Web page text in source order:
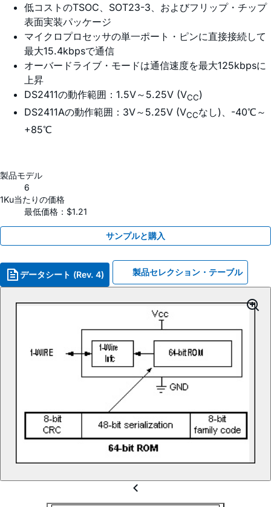
低コストのTSOC、SOT23-3、およびフリップ・チップ
表面実装パッケージ
マイクロプロセッサの単一ポート・ピンに直接接続して
最大15.4kbpsで通信
オーバードライブ・モードは通信速度を最大125kbpsに
上昇
DS2411の動作範囲：1.5V～5.25V (VCC)
DS2411Aの動作範囲：3V～5.25V (VCCなし)、-40℃～
+85℃
製品モデル
6
1Ku当たりの価格
最低価格：$1.21
サンプルと購入
データシート (Rev. 4) 製品セレクション・テーブル